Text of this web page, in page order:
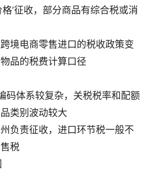
格’征收，部分商品有综合税或消
境电商零售进口的税收政策变
品的税费计算口径
码体系较复杂，关税税率和配额
类别波动较大
负责征收，进口环节税一般不
税